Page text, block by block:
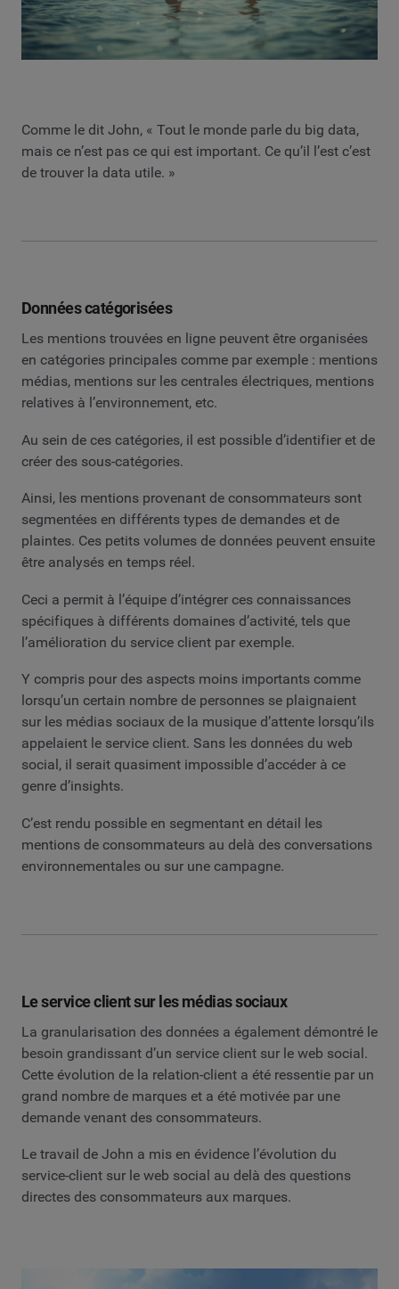
Comme le dit John, « Tout le monde parle du big data,
mais ce n’est pas ce qui est important. Ce qu’il l’est c’est
de trouver la data utile. »
Données catégorisées
Les mentions trouvées en ligne peuvent être organisées
en catégories principales comme par exemple : mentions
médias, mentions sur les centrales électriques, mentions
relatives à l’environnement, etc.
Au sein de ces catégories, il est possible d’identifier et de
créer des sous-catégories.
Ainsi, les mentions provenant de consommateurs sont
segmentées en différents types de demandes et de
plaintes. Ces petits volumes de données peuvent ensuite
être analysés en temps réel.
Ceci a permit à l’équipe d’intégrer ces connaissances
spécifiques à différents domaines d’activité, tels que
l’amélioration du service client par exemple.
Y compris pour des aspects moins importants comme
lorsqu’un certain nombre de personnes se plaignaient
sur les médias sociaux de la musique d’attente lorsqu’ils
appelaient le service client. Sans les données du web
social, il serait quasiment impossible d’accéder à ce
genre d’insights.
C’est rendu possible en segmentant en détail les
mentions de consommateurs au delà des conversations
environnementales ou sur une campagne.
Le service client sur les médias sociaux
La granularisation des données a également démontré le
besoin grandissant d’un service client sur le web social.
Cette évolution de la relation-client a été ressentie par un
grand nombre de marques et a été motivée par une
demande venant des consommateurs.
Le travail de John a mis en évidence l’évolution du
service-client sur le web social au delà des questions
directes des consommateurs aux marques.